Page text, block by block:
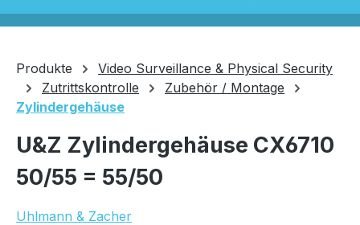
Produkte
Video Surveillance & Physical Security
Zutrittskontrolle
Zubehör / Montage
Zylindergehäuse
U&Z Zylindergehäuse CX6710
50/55 = 55/50
Uhlmann & Zacher